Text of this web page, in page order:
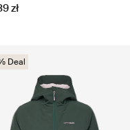
zł
Deal